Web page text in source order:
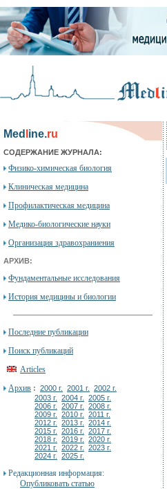
Med ine.ru
СОДЕРЖАНИЕ ЖУРНАЛА:
Физико-химическая биология
Клиническая медицина
Профилактическая медицина
Медико-биологические науки
Организация здравохраниения
АРХИВ:
Фундаментальные исследования
История медицины и биологии
Последние публикации
Поиск публикаций
Articles
Архив : 2000 г. 2001 г.
2002 г.
2003 г.
2004 г.
2005 г.
2006 г.
2007 г.
2008 г.
2009 г.
2010 г.
2011 г.
2012 г.
2013 г.
2014 г.
2015 г.
2016 г.
2017 г.
2018 г.
2019 г.
2020 г.
2021 г.
2022 г.
2023 г.
2024 г.
2025 г.
Редакционная информация:
Опубликовать статью